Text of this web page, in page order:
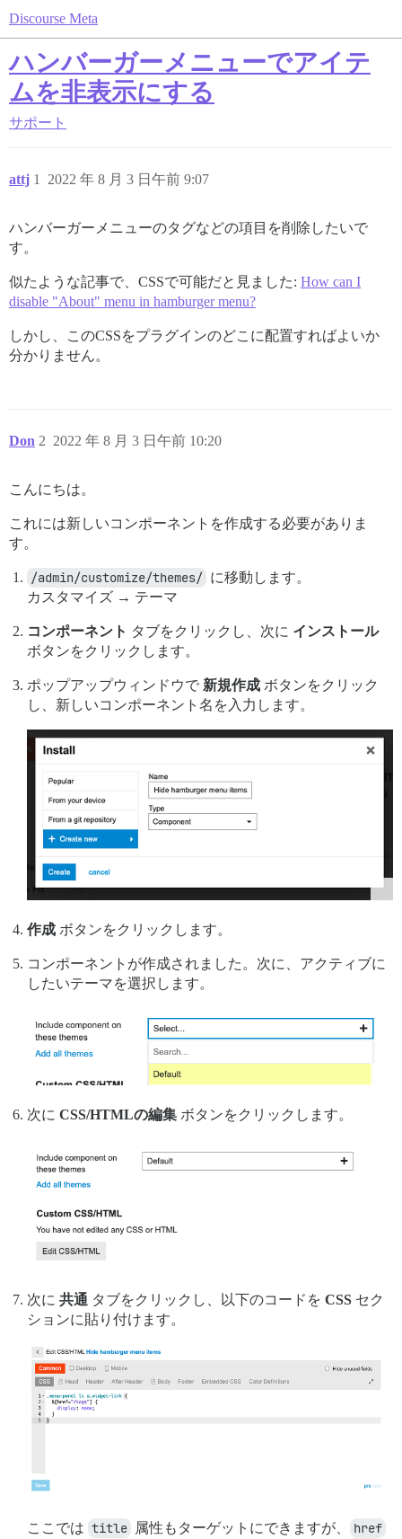
Discourse Meta
ハンバーガーメニューでアイテ
ムを非表示にする
サポート
attj 2022 年 8 月 3 日午前 9:07
1
ハンバーガーメニューのタグなどの項目を削除したいで
す。
似たような記事で、CSSで可能だと見ました: How can I
disable "About" menu in hamburger menu?
しかし、このCSSをプラグインのどこに配置すればよいか
分かりません。
Don 2022 年 8 月 3 日午前 10:20
2
こんにちは。
これには新しいコンポーネントを作成する必要がありま
す。
/admin/customize/themes/ に移動します。
カスタマイズ → テーマ
コンポーネント タブをクリックし、次に インストール
ボタンをクリックします。
ポップアップウィンドウで 新規作成 ボタンをクリック
し、新しいコンポーネント名を入力します。
作成 ボタンをクリックします。
コンポーネントが作成されました。次に、アクティブに
したいテーマを選択します。
次に CSS/HTMLの編集 ボタンをクリックします。
次に 共通 タブをクリックし、以下のコードを CSS セク
ションに貼り付けます。
ここでは title 属性もターゲットにできますが、 href